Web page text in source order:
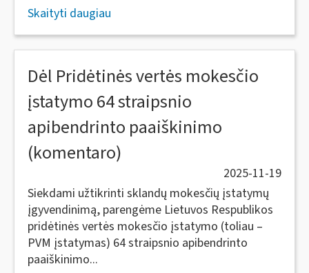
Skaityti daugiau
Dėl Pridėtinės vertės mokesčio
įstatymo 64 straipsnio
apibendrinto paaiškinimo
(komentaro)
2025-11-19
Siekdami užtikrinti sklandų mokesčių įstatymų
įgyvendinimą, parengėme Lietuvos Respublikos
pridėtinės vertės mokesčio įstatymo (toliau –
PVM įstatymas) 64 straipsnio apibendrinto
paaiškinimo...